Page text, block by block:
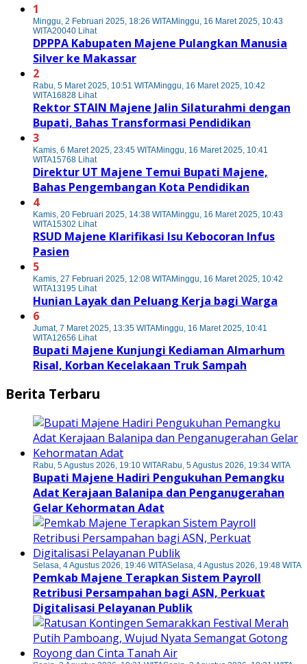
1
Minggu, 2 Februari 2025, 18:26 WITAMinggu, 16 Maret 2025, 10:43
WITA20040 Lihat
DPPPA Kabupaten Majene Pulangkan Manusia
Silver ke Makassar
2
Rabu, 5 Maret 2025, 10:51 WITAMinggu, 16 Maret 2025, 10:42
WITA16828 Lihat
Rektor STAIN Majene Jalin Silaturahmi dengan
Bupati, Bahas Transformasi Pendidikan
3
Kamis, 6 Maret 2025, 23:45 WITAMinggu, 16 Maret 2025, 10:41
WITA15768 Lihat
Direktur UT Majene Temui Bupati Majene,
Bahas Pengembangan Kota Pendidikan
4
Kamis, 20 Februari 2025, 14:38 WITAMinggu, 16 Maret 2025, 10:43
WITA15302 Lihat
RSUD Majene Klarifikasi Isu Kebocoran Infus
Pasien
5
Kamis, 27 Februari 2025, 12:08 WITAMinggu, 16 Maret 2025, 10:42
WITA13195 Lihat
Hunian Layak dan Peluang Kerja bagi Warga
6
Jumat, 7 Maret 2025, 13:35 WITAMinggu, 16 Maret 2025, 10:41
WITA12656 Lihat
Bupati Majene Kunjungi Kediaman Almarhum
Risal, Korban Kecelakaan Truk Sampah
Berita Terbaru
Rabu, 5 Agustus 2026, 19:10 WITARabu, 5 Agustus 2026, 19:34 WITA
Bupati Majene Hadiri Pengukuhan Pemangku
Adat Kerajaan Balanipa dan Penganugerahan
Gelar Kehormatan Adat
Selasa, 4 Agustus 2026, 19:46 WITASelasa, 4 Agustus 2026, 19:48 WITA
Pemkab Majene Terapkan Sistem Payroll
Retribusi Persampahan bagi ASN, Perkuat
Digitalisasi Pelayanan Publik